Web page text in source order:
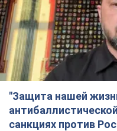
"Защита нашей
санкциях против